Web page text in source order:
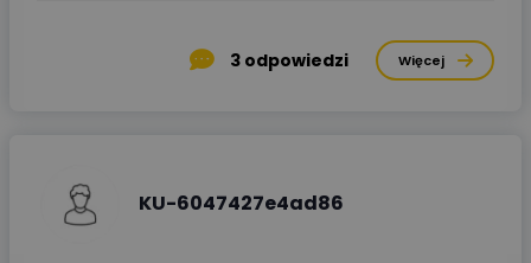
3 odpowiedzi Więcej
KU-6047427e4ad86